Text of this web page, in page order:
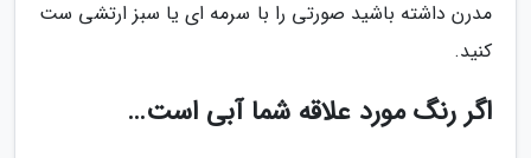
مدرن داشته باشید صورتی را با سرمه ای یا سبز ارتشی ست
کنید.
اگر رنگ مورد علاقه شما آبی است…